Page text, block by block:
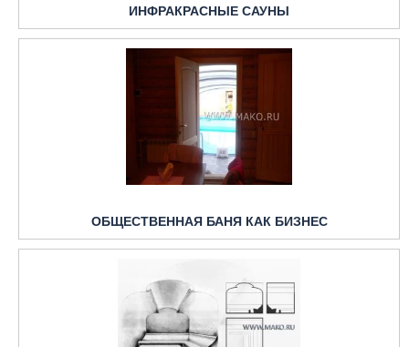
ИНФРАКРАСНЫЕ САУНЫ
ОБЩЕСТВЕННАЯ БАНЯ КАК БИЗНЕС